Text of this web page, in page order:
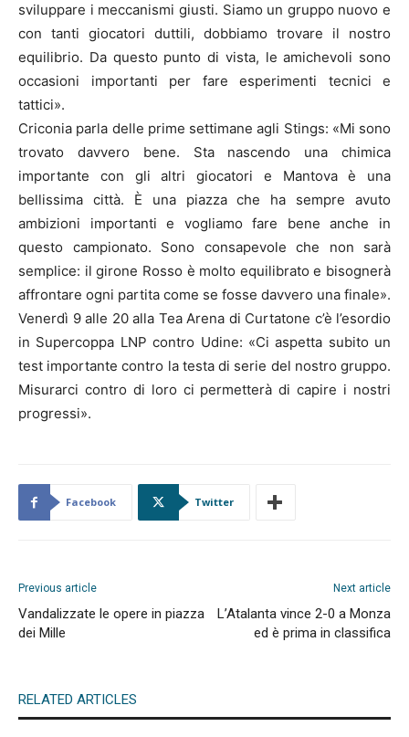
sviluppare i meccanismi giusti. Siamo un gruppo nuovo e
con tanti giocatori duttili, dobbiamo trovare il nostro
equilibrio. Da questo punto di vista, le amichevoli sono
occasioni importanti per fare esperimenti tecnici e
tattici».
Criconia parla delle prime settimane agli Stings: «Mi sono
trovato davvero bene. Sta nascendo una chimica
importante con gli altri giocatori e Mantova è una
bellissima città. È una piazza che ha sempre avuto
ambizioni importanti e vogliamo fare bene anche in
questo campionato. Sono consapevole che non sarà
semplice: il girone Rosso è molto equilibrato e bisognerà
affrontare ogni partita come se fosse davvero una finale».
Venerdì 9 alle 20 alla Tea Arena di Curtatone c’è l’esordio
in Supercoppa LNP contro Udine: «Ci aspetta subito un
test importante contro la testa di serie del nostro gruppo.
Misurarci contro di loro ci permetterà di capire i nostri
progressi».
Facebook Twitter
Previous article
Vandalizzate le opere in piazza
dei Mille
Next article
L’Atalanta vince 2-0 a Monza
ed è prima in classifica
RELATED ARTICLES